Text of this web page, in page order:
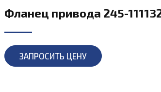
Фланец привода 245-
ЗАПРОСИТЬ ЦЕНУ